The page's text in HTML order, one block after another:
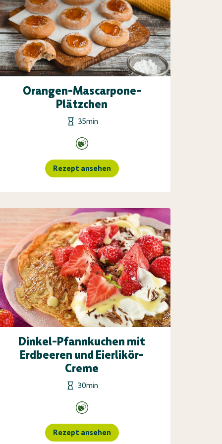
Orangen-Mascarpone-
Plätzchen
35min
Rezept ansehen
Dinkel-Pfannkuchen mit
Erdbeeren und Eierlikör-
Creme
30min
Rezept ansehen